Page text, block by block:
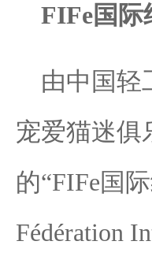
FIFe国际
由中国轻
宠爱猫迷俱
的“FIFe国
Fédération